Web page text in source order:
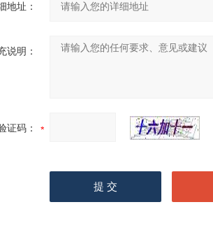
地址：
说明：
证码：